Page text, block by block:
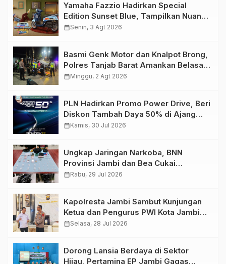
Yamaha Fazzio Hadirkan Special
Edition Sunset Blue, Tampilkan Nuansa
Retro Summer yang Semakin Skena
calendar_monthSenin, 3 Agt 2026
Basmi Genk Motor dan Knalpot Brong,
Polres Tanjab Barat Amankan Belasan
Kendaraan
calendar_monthMinggu, 2 Agt 2026
PLN Hadirkan Promo Power Drive, Beri
Diskon Tambah Daya 50% di Ajang
GIIAS 2026
calendar_monthKamis, 30 Jul 2026
Ungkap Jaringan Narkoba, BNN
Provinsi Jambi dan Bea Cukai
Amankan Sembilan Pelaku beserta
calendar_monthRabu, 29 Jul 2026
Kapolresta Jambi Sambut Kunjungan
Ketua dan Pengurus PWI Kota Jambi
Perkuat Sinergi dan Kolaborasi
calendar_monthSelasa, 28 Jul 2026
Dorong Lansia Berdaya di Sektor
Hijau, Pertamina EP Jambi Gagas